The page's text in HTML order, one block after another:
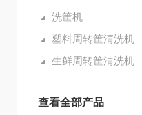
洗筐机
塑料周转筐清洗机
生鲜周转筐清洗机
查看全部产品